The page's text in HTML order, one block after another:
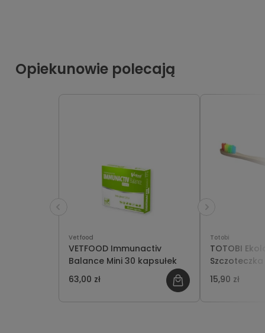
Opiekunowie polecają
Vetfood
VETFOOD Immunactiv
Balance Mini 30 kapsułek
63,00 zł
Totobi
TOTOBI
Psa i Kota
15,90 zł